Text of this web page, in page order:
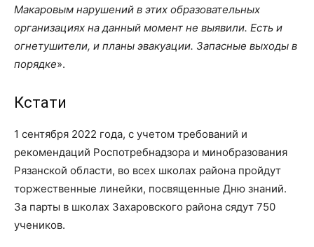
Макаровым нарушений в этих образовательных
организациях на данный момент не выявили. Есть и
огнетушители, и планы эвакуации. Запасные выходы в
порядке».
Кстати
1 сентября 2022 года, с учетом требований и
рекомендаций Роспотребнадзора и минобразования
Рязанской области, во всех школах района пройдут
торжественные линейки, посвященные Дню знаний.
За парты в школах Захаровского района сядут 750
учеников.